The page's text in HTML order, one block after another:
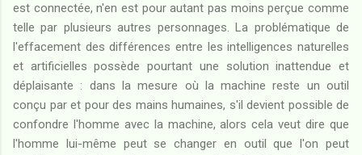
est connectée, n'en est pour autant pas moins perçue comme
telle par plusieurs autres personnages. La problématique de
l'effacement des différences entre les intelligences naturelles
et artificielles possède pourtant une solution inattendue et
déplaisante : dans la mesure où la machine reste un outil
conçu par et pour des mains humaines, s'il devient possible de
confondre l'homme avec la machine, alors cela veut dire que
l'homme lui-même peut se changer en outil que l'on peut